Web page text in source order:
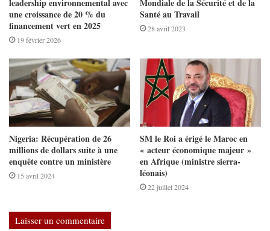
leadership environnemental avec
une croissance de 20 % du
financement vert en 2025
19 février 2026
Mondiale de la Sécurité et de la
Santé au Travail
28 avril 2023
Nigeria: Récupération de 26
millions de dollars suite à une
enquête contre un ministère
15 avril 2024
SM le Roi a érigé le Maroc en
« acteur économique majeur »
en Afrique (ministre sierra-
léonais)
22 juillet 2024
Laisser un commentaire